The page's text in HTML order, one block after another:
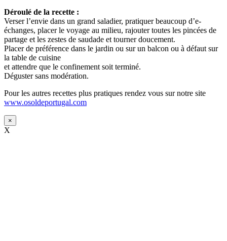
Déroulé de la recette :
Verser l’envie dans un grand saladier, pratiquer beaucoup d’e-
échanges, placer le voyage au milieu, rajouter toutes les pincées de
partage et les zestes de saudade et tourner doucement.
Placer de préférence dans le jardin ou sur un balcon ou à défaut sur
la table de cuisine
et attendre que le confinement soit terminé.
Déguster sans modération.
Pour les autres recettes plus pratiques rendez vous sur notre site
www.osoldeportugal.com
×
X